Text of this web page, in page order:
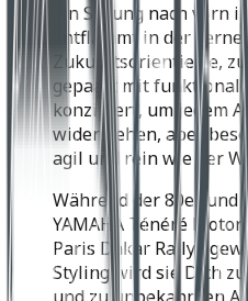
Ein Sprung nach vorn
Entflammt in der
Zukunftsorientierte,
gepaart mit
konzipiert, um jedem
widerstehen, aber
agil und rein wie der
Während der 80er und
YAMAHA Ténéré
Paris Dakar Rallye
Styling wird sie Dich